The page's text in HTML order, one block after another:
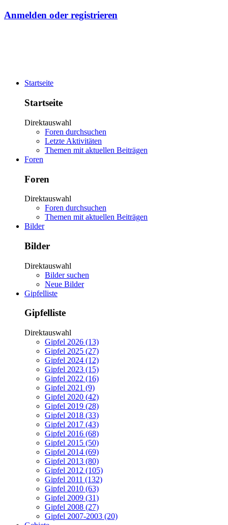
Anmelden oder registrieren
Startseite
Startseite
Direktauswahl
Foren durchsuchen
Letzte Aktivitäten
Themen mit aktuellen Beiträgen
Foren
Foren
Direktauswahl
Foren durchsuchen
Themen mit aktuellen Beiträgen
Bilder
Bilder
Direktauswahl
Bilder suchen
Neue Bilder
Gipfelliste
Gipfelliste
Direktauswahl
Gipfel 2026 (13)
Gipfel 2025 (27)
Gipfel 2024 (12)
Gipfel 2023 (15)
Gipfel 2022 (16)
Gipfel 2021 (9)
Gipfel 2020 (42)
Gipfel 2019 (28)
Gipfel 2018 (33)
Gipfel 2017 (43)
Gipfel 2016 (68)
Gipfel 2015 (50)
Gipfel 2014 (69)
Gipfel 2013 (80)
Gipfel 2012 (105)
Gipfel 2011 (132)
Gipfel 2010 (63)
Gipfel 2009 (31)
Gipfel 2008 (27)
Gipfel 2007-2003 (20)